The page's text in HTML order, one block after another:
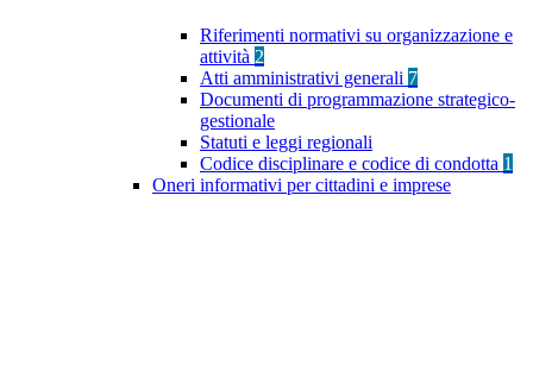
Riferimenti normativi su organizzazione e
attività 2
Atti amministrativi generali 7
Documenti di programmazione strategico-
gestionale
Statuti e leggi regionali
Codice disciplinare e codice di condotta 1
Oneri informativi per cittadini e imprese